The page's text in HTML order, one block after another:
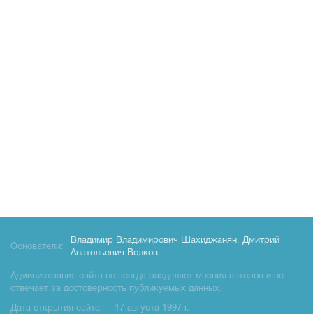
Основатели:
Владимир Владимирович Шахиджанян, Дмитрий
Анатольевич Волков
Администрация сайта не всегда разделяет мнения авторов и не
отвечает за достоверность публикуемых данных.
Дата открытия сайта — 17 августа 1997 г.